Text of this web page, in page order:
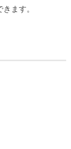
ます。